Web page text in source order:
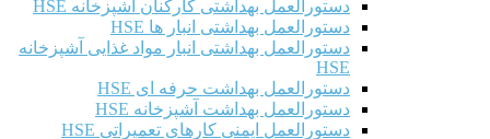
دستورالعمل بهداشتی کارکنان آشپزخانه HSE
دستورالعمل بهداشتی انبار ها HSE
دستورالعمل بهداشتی انبار مواد غذایی آشپزخانه
HSE
دستورالعمل بهداشت حرفه ای HSE
دستورالعمل بهداشت آشپزخانه HSE
دستورالعمل ایمنی کارهای تعمیراتی HSE